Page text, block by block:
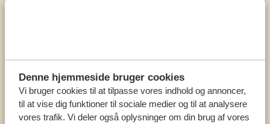
Denne hjemmeside bruger cookies
Vi bruger cookies til at tilpasse vores indhold og annoncer,
til at vise dig funktioner til sociale medier og til at analysere
vores trafik. Vi deler også oplysninger om din brug af vores
Ring til en ekspert
DA:+45 89 88 83 62